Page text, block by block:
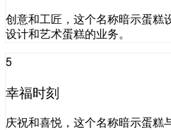
创意和工匠，这个名称暗示蛋糕
设计和艺术蛋糕的业务。
5
幸福时刻
庆祝和喜悦，这个名称暗示蛋糕